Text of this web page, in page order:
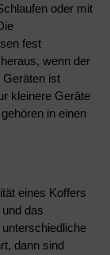
oder mit
fest
wenn der
Geräten ist
kleinere Geräte
in einen
eines Koffers
das
dann sind